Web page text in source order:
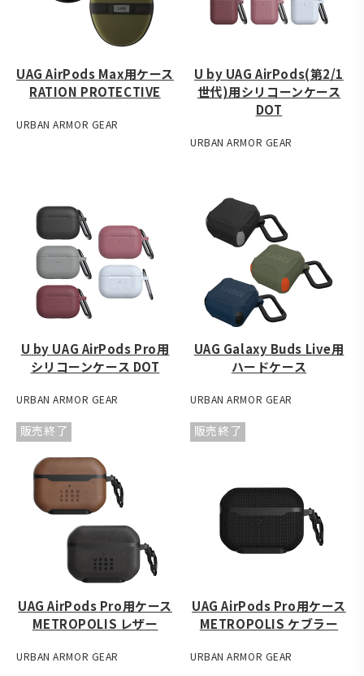
UAG AirPods Max用ケース
RATION PROTECTIVE
URBAN ARMOR GEAR
U by UAG AirPods(第2/1
世代)用シリコーンケース
DOT
URBAN ARMOR GEAR
U by UAG AirPods Pro用
シリコーンケース DOT
URBAN ARMOR GEAR
UAG Galaxy Buds Live用
ハードケース
URBAN ARMOR GEAR
販売終了
UAG AirPods Pro用ケース
METROPOLIS レザー
URBAN ARMOR GEAR
販売終了
UAG AirPods Pro用ケース
METROPOLIS ケブラー
URBAN ARMOR GEAR